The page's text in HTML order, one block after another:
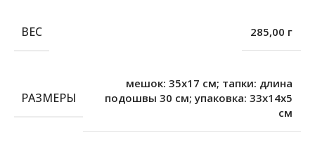
ВЕС 285,00 г
РАЗМЕРЫ
мешок: 35х17 см; тапки: длина
подошвы 30 см; упаковка: 33х14х5
см